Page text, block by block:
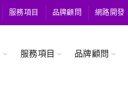
服務項目 品牌顧問 網路開發
服務項目 品牌顧問